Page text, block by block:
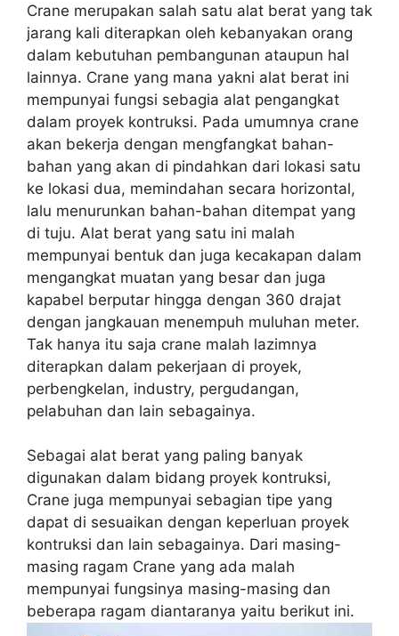
Crane merupakan salah satu alat berat yang tak
jarang kali diterapkan oleh kebanyakan orang
dalam kebutuhan pembangunan ataupun hal
lainnya. Crane yang mana yakni alat berat ini
mempunyai fungsi sebagia alat pengangkat
dalam proyek kontruksi. Pada umumnya crane
akan bekerja dengan mengfangkat bahan-
bahan yang akan di pindahkan dari lokasi satu
ke lokasi dua, memindahan secara horizontal,
lalu menurunkan bahan-bahan ditempat yang
di tuju. Alat berat yang satu ini malah
mempunyai bentuk dan juga kecakapan dalam
mengangkat muatan yang besar dan juga
kapabel berputar hingga dengan 360 drajat
dengan jangkauan menempuh muluhan meter.
Tak hanya itu saja crane malah lazimnya
diterapkan dalam pekerjaan di proyek,
perbengkelan, industry, pergudangan,
pelabuhan dan lain sebagainya.
Sebagai alat berat yang paling banyak
digunakan dalam bidang proyek kontruksi,
Crane juga mempunyai sebagian tipe yang
dapat di sesuaikan dengan keperluan proyek
kontruksi dan lain sebagainya. Dari masing-
masing ragam Crane yang ada malah
mempunyai fungsinya masing-masing dan
beberapa ragam diantaranya yaitu berikut ini.